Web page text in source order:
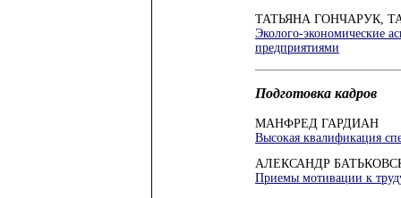
ТАТЬЯНА ГОНЧАРУК,
Эколого-экономические
предприятиями
Подготовка кадров
МАНФРЕД ГАРДИАН
Высокая квалификация
АЛЕКСАНДР
Приемы мотивации к